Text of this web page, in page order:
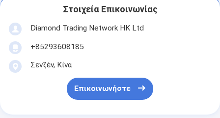
Στοιχεία Επικοινωνίας
Diamond Trading Network HK Ltd
+85293608185
Σενζέν, Κίνα
Επικοινωνήστε